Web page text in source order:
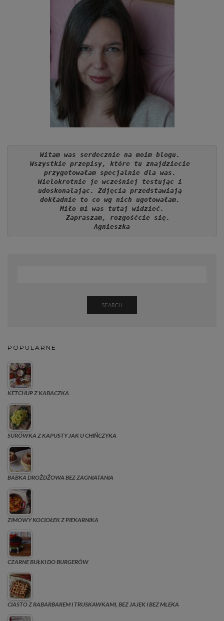
Witam was serdecznie na moim blogu.
Wszystkie przepisy, które tu znajdziecie
przygotowałam specjalnie dla was.
Wielokrotnie je wcześniej testując i
udoskonalając. Zdjęcia przedstawiają
dokładnie to co wg nich ugotowałam.
Miło mi was tutaj widzieć.
   Zapraszam, rozgośćcie się.
Agnieszka
SEARCH
POPULARNE
KETCHUP Z KABACZKA
SURÓWKA Z KAPUSTY JAK U CHIŃCZYKA
BABKA DROŻDŻOWA BEZ ZAGNIATANIA
ZIMOWY KOCIOŁEK Z PIEKARNIKA
CZARNE BUŁKI DO BURGERÓW
CIASTO Z RABARBAREM I TRUSKAWKAMI, BEZ JAJEK I BEZ MLEKA